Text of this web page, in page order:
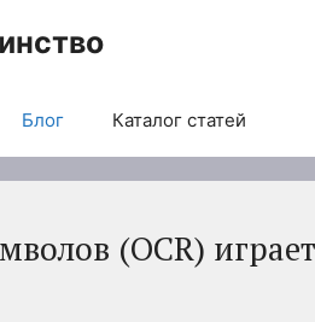
Блог Каталог статей
(OCR)